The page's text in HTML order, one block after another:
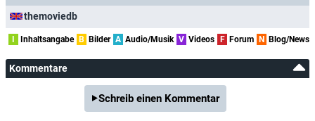
themoviedb
I Inhaltsangabe B Bilder A Audio/Musik V Videos F Forum N Blog/News
Kommentare
Schreib einen Kommentar